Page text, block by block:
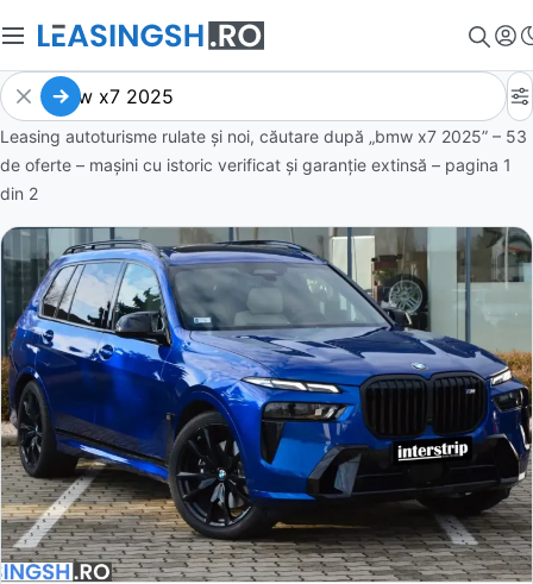
Leasing autoturisme rulate și noi, căutare după „bmw x7 2025” – 53
de oferte – mașini cu istoric verificat și garanție extinsă – pagina 1
din 2